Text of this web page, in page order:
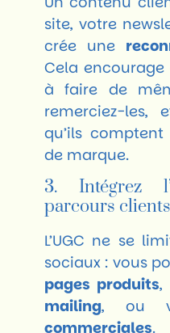
site, votre
crée une
Cela encourage
à faire de
remerciez-les,
qu’ils
de marque.
3. Intégrez
parcours clients
L’UGC ne se
sociaux : vous
pages produits,
mailing, ou
commerciales.